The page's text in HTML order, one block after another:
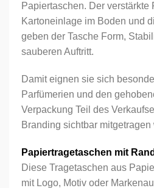
Stückzahl
Papiertaschen. Der verstärkte
Kartoneinlage im Boden und
geben der Tasche Form,
sauberen Auftritt.
Damit eignen sie sich
Parfümerien und den
Verpackung Teil des
Branding sichtbar mitgetragen
Papiertragetaschen mit
Diese Tragetaschen aus
mit Logo, Motiv oder